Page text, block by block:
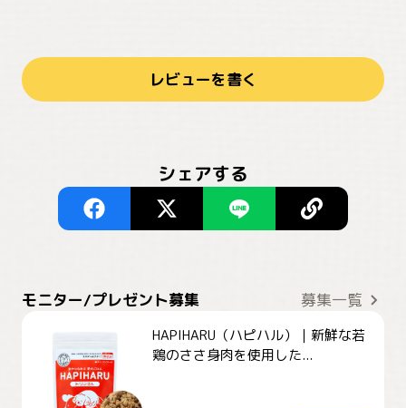
レビューを書く
シェアする
モニター/プレゼント募集 募集一覧
HAPIHARU（ハピハル）｜新鮮な若
鶏のささ身肉を使用した...